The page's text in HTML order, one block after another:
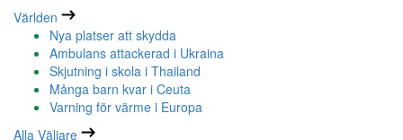
Världen
Nya platser att skydda
Ambulans attackerad i Ukraina
Skjutning i skola i Thailand
Många barn kvar i Ceuta
Varning för värme i Europa
Alla Väljare